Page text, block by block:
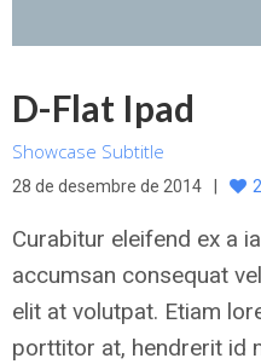
D-Flat Ipad
Showcase Subtitle
28 de desembre de 2014 2
Curabitur eleifend ex a
accumsan consequat
elit at volutpat. Etiam
porttitor at, hendrerit id